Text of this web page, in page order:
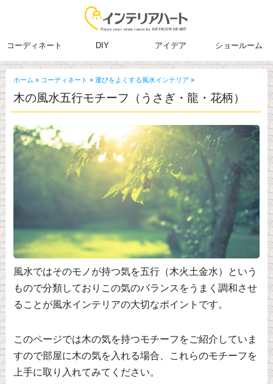
コーディネート DIY アイデア ショールーム
ホーム » コーディネート » 運びをよくする風水インテリア »
木の風水五行モチーフ（うさぎ・龍・花柄）
風水ではそのモノが持つ気を五行（木火土金水）という
もので分類しておりこの気のバランスをうまく調和させ
ることが風水インテリアの大切なポイントです。
このページでは木の気を持つモチーフをご紹介していま
すので部屋に木の気を入れる場合、これらのモチーフを
上手に取り入れてみてください。